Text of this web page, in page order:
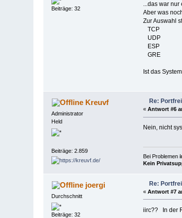
Beiträge: 32
...das war
Aber was
Zur Auswahl
TCP
UDP
ESP
GRE
Ist das
Kreuvf
Administrator
Held
Beiträge: 2.859
Re:
« Antwort #6
Nein, nicht
Bei Problemen
Kein
joergi
Durchschnitt
Beiträge: 32
Re:
« Antwort #7
iirc?? In der